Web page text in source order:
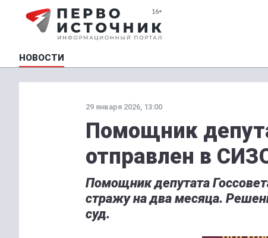
НОВОСТИ
29 января 2026, 13:00
Помощник
отправлен в
Помощник депутата
стражу на два месяца.
суд.